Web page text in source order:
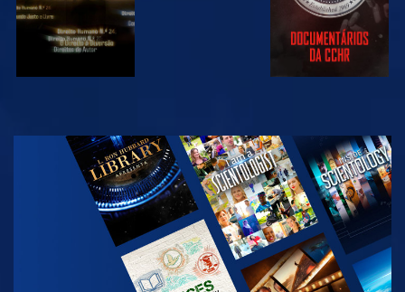
VER
EXPLORAR A
SÉRIE